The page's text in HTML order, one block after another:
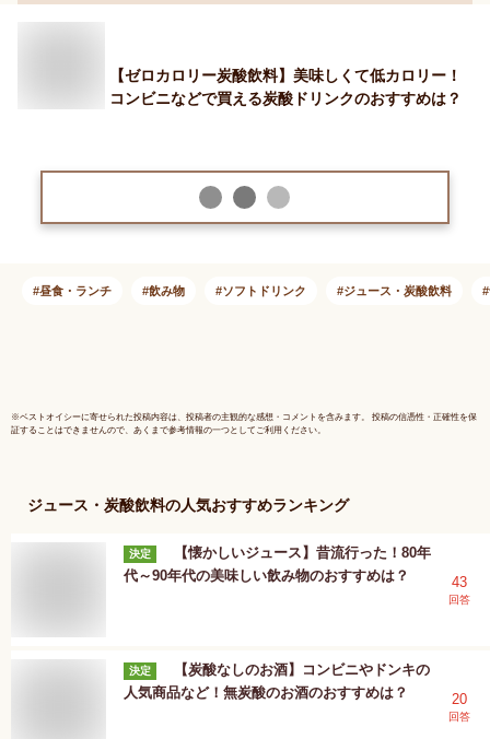
【ゼロカロリー炭酸飲料】美味しくて低カロリー！
コンビニなどで買える炭酸ドリンクのおすすめは？
昼食・ランチ 飲み物 ソフトドリンク ジュース・炭酸飲料
※ベストオイシーに寄せられた投稿内容は、投稿者の主観的な感想・コメントを含みます。 投稿の信憑性・正確性を保
証することはできませんので、あくまで参考情報の一つとしてご利用ください。
ジュース・炭酸飲料の人気おすすめランキング
決定
【懐かしいジュース】昔流行った！80年
代～90年代の美味しい飲み物のおすすめは？
43
回答
決定
【炭酸なしのお酒】コンビニやドンキの
人気商品など！無炭酸のお酒のおすすめは？
20
回答